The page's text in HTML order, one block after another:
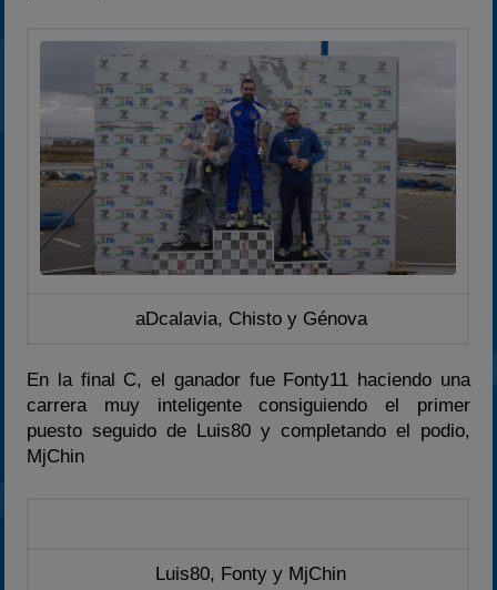
aDcalavia, Chisto y Génova
En la final C, el ganador fue Fonty11 haciendo una
carrera muy inteligente consiguiendo el primer
puesto seguido de Luis80 y completando el podio,
MjChin
Luis80, Fonty y MjChin